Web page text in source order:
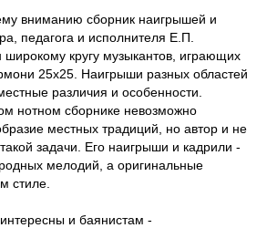
вниманию сборник наигрышей и
педагога и исполнителя Е.П.
широкому кругу музыкантов, играющих
25х25. Наигрыши разных областей
различия и особенности.
нотном сборнике невозможно
местных традиций, но автор и не
задачи. Его наигрыши и кадрили -
мелодий, a оригинальные
стиле.
и баянистам -